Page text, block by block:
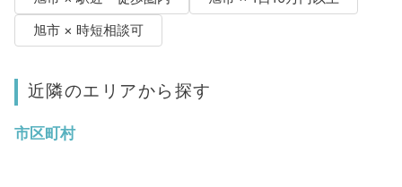
旭市 × 時短相談可
近隣のエリアから探す
市区町村